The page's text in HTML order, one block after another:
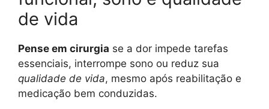
de vida
Pense em cirurgia se a dor impede tarefas
essenciais, interrompe sono ou reduz sua
qualidade de vida, mesmo após reabilitação e
medicação bem conduzidas.